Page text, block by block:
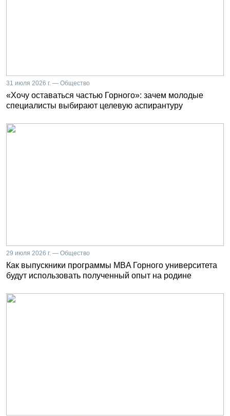
31 июля 2026 г. — Общество
«Хочу оставаться частью Горного»: зачем молодые
специалисты выбирают целевую аспирантуру
29 июля 2026 г. — Общество
Как выпускники программы MBA Горного университета
будут использовать полученный опыт на родине